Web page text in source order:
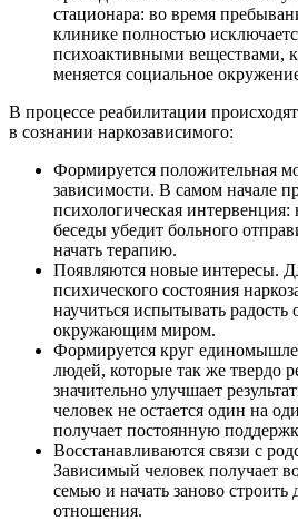
стационара: во время
клинике полностью
психоактивными веществами,
меняется социальное
В процессе реабилитации
в сознании наркозависимого:
Формируется положительная
зависимости. В самом начале
психологическая интервенция:
беседы убедит больного
начать терапию.
Появляются новые интересы.
психического состояния
научиться испытывать радость
окружающим миром.
Формируется круг
людей, которые так же твердо
значительно улучшает
человек не остается один на
получает постоянную
Восстанавливаются связи с
Зависимый человек получает
семью и начать заново строить
отношения.